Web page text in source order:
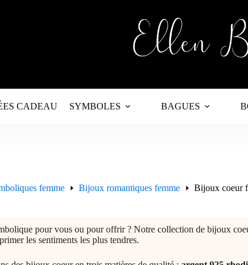
CADEAU SYMBOLES BAGUES
femme Bijoux romantiques femme Bijoux coeur
pour vous ou pour offrir ? Notre collection de bijoux
les sentiments les plus tendres.